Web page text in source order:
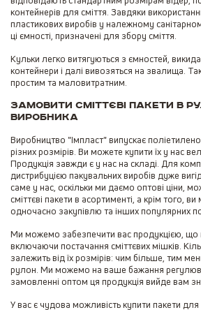
контейнерів для сміття. Завдяки
пластикових виробів у належному
ці ємності, призначені для збору сміття.
Кульки легко витягуються з ємностей,
контейнери і далі вивозяться на звалища.
простим та маловитратним.
Замовити сміттєві пакети в
виробника
Виробництво "Імпласт" випускає
різних розмірів. Ви можете купити їх у нас
Продукція завжди є у нас на складі. Для
дистрибуцією пакувальних виробів дуже
саме у нас, оскільки ми даємо оптові ціни,
сміттєві пакети в асортименті, а крім того,
одночасно закупівлю та інших популярних
Ми можемо забезпечити вас продукцією, що
включаючи постачання сміттєвих мішків.
залежить від їх розмірів: чим більше, тим
рулон. Ми можемо на ваше бажання
замовленні оптом ця продукція вийде вам
У вас є чудова можливість купити пакети для